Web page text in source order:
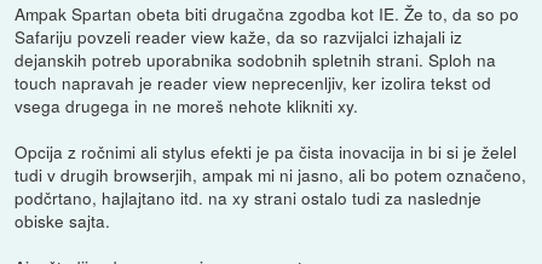
Ampak Spartan obeta biti drugačna zgodba kot IE. Že to, da so po
Safariju povzeli reader view kaže, da so razvijalci izhajali iz
dejanskih potreb uporabnika sodobnih spletnih strani. Sploh na
touch napravah je reader view neprecenljiv, ker izolira tekst od
vsega drugega in ne moreš nehote klikniti xy.
Opcija z ročnimi ali stylus efekti je pa čista inovacija in bi si je želel
tudi v drugih browserjih, ampak mi ni jasno, ali bo potem označeno,
podčrtano, hajlajtano itd. na xy strani ostalo tudi za naslednje
obiske sajta.